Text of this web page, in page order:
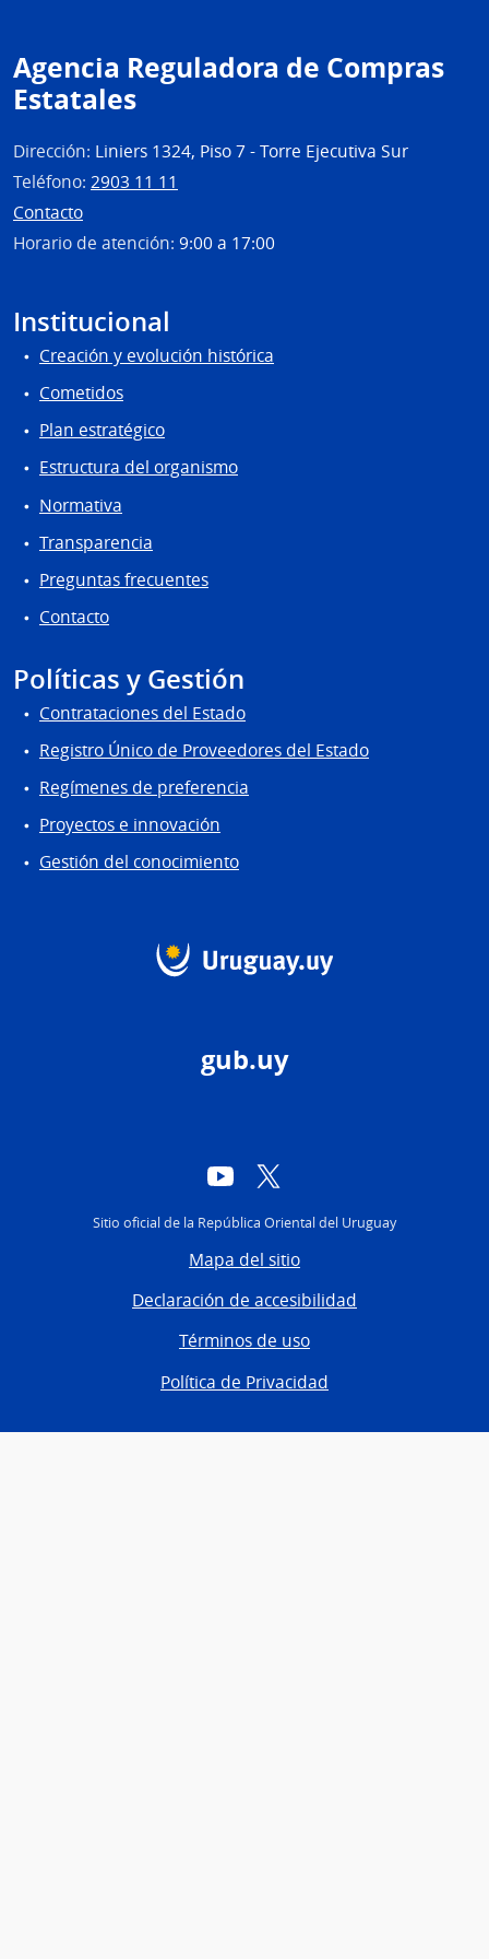
Agencia Reguladora de Compras
Estatales
Dirección: Liniers 1324, Piso 7 - Torre Ejecutiva Sur
Teléfono: 2903 11 11
Contacto
Horario de atención: 9:00 a 17:00
Institucional
Creación y evolución histórica
Cometidos
Plan estratégico
Estructura del organismo
Normativa
Transparencia
Preguntas frecuentes
Contacto
Políticas y Gestión
Contrataciones del Estado
Registro Único de Proveedores del Estado
Regímenes de preferencia
Proyectos e innovación
Gestión del conocimiento
gub.uy
YouTube
Sitio oficial de la República Oriental del Uruguay
Mapa del sitio
Declaración de accesibilidad
Términos de uso
Política de Privacidad